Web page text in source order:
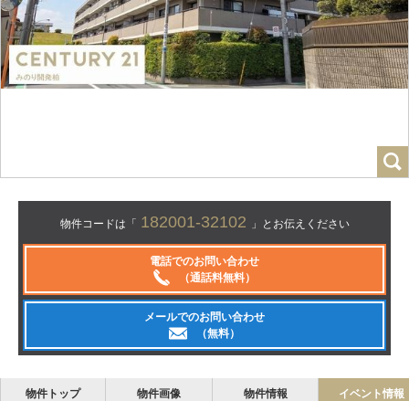
物件コードは「 182001-32102 」とお伝えください
電話でのお問い合わせ
（通話料無料）
メールでのお問い合わせ
（無料）
物件トップ 物件画像 物件情報 イベント情報